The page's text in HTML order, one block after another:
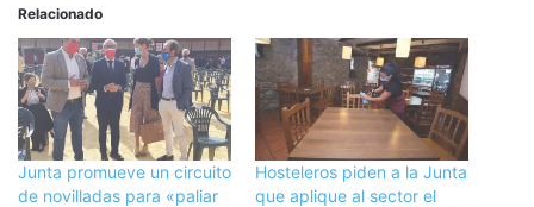
Relacionado
Junta promueve un circuito
de novilladas para «paliar
Hosteleros piden a la Junta
que aplique al sector el